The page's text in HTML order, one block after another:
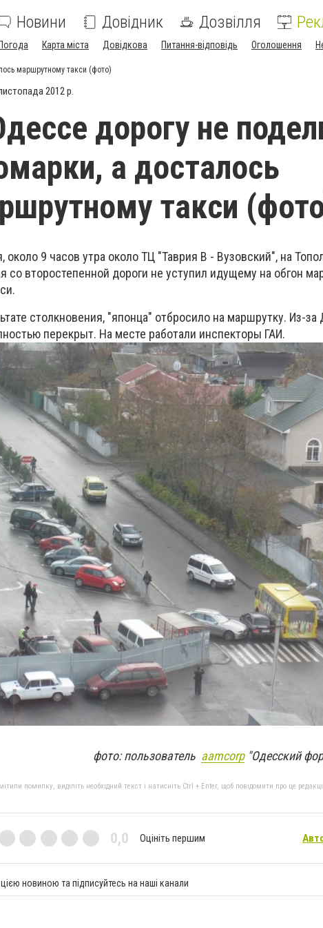
Новини Довідник Дозвілля
Погода Карта міста Довідкова Питання-відповідь Оголошення
маршрутному такси (фото)
2012 р.
дорогу не
а досталось
такси
около 9 часов утра около ТЦ "Таврия В - Вузовский", на
со второстепенной дороги не уступил идущему на обгон
столкновения, "японца" отбросило на маршрутку. Из-
перекрыт. На месте работали инспекторы ГАИ.
фото: пользователь aamcorp"Одесский
помилку, виділіть необхідний текст і натисніть Ctrl + Enter, щоб повідомити про це
0,0 Оцініть першим
цією новиною та підписуйтесь на наші канали